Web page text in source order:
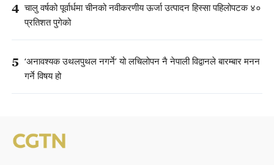
4 चालु वर्षको पूर्वार्धमा चीनको नवीकरणीय ऊर्जा उत्पादन हिस्सा पहिलोपटक ४०
प्रतिशत पुगेको
5 ‘अनावश्यक उथलपुथल नगर्ने’ यो लचिलोपन नै नेपाली विद्वानले बारम्बार मनन
गर्ने विषय हो